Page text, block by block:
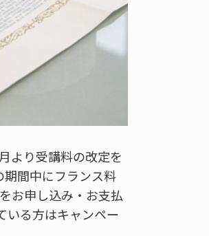
より受講料の改定を
間中にフランス料
お申し込み・お支払
いる方はキャンペー